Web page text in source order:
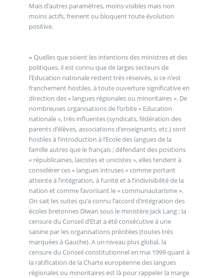
Mais d’autres paramètres, moins visibles mais non
moins actifs, freinent ou bloquent toute évolution
positive.
– Quelles que soient les intentions des ministres et des
politiques, il est connu que de larges secteurs de
l’Education nationale restent très réservés, si ce n’est
franchement hostiles, à toute ouverture significative en
direction des « langues régionales ou minoritaires ». De
nombreuses organisations de l’orbite « Education
nationale », très influentes (syndicats, fédération des
parents d’élèves, associations d’enseignants, etc.) sont
hostiles à l’introduction à l’Ecole des langues de la
famille autres que le français ; défendant des positions
« républicaines, laïcistes et unicistes », elles tendent à
considérer ces « langues intruses » comme portant
atteinte à l’intégration, à l’unité et à l’indivisibilité de la
nation et comme favorisant le « communautarisme ».
On sait les suites qu’a connu l’accord d’intégration des
écoles bretonnes Diwan sous le ministère Jack Lang : la
censure du Conseil d’Etat a été consécutive à une
saisine par les organisations précitées (toutes très
marquées à Gauche). A un niveau plus global, la
censure du Conseil constitutionnel en mai 1999 quant à
la ratification de la Charte européenne des langues
régionales ou minoritaires est là pour rappeler la marge